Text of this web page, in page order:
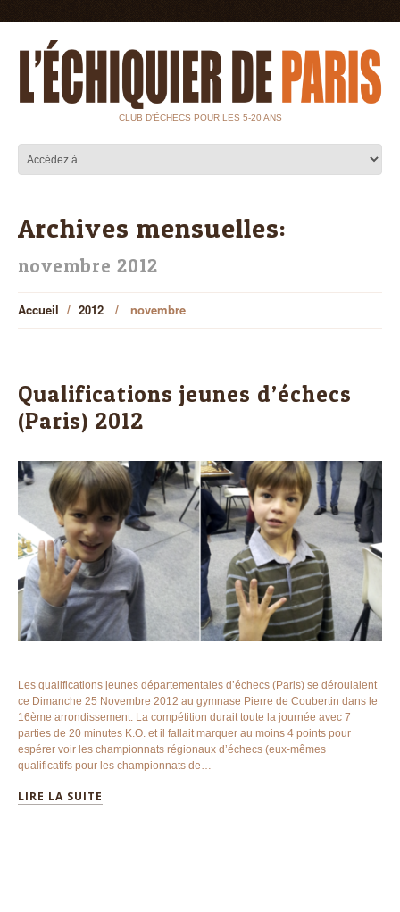
CLUB D'ÉCHECS POUR LES 5-20 ANS
Archives mensuelles:
novembre 2012
Accueil 2012 novembre
Qualifications jeunes d’échecs
(Paris) 2012
Les qualifications jeunes départementales d’échecs (Paris) se déroulaient
ce Dimanche 25 Novembre 2012 au gymnase Pierre de Coubertin dans le
16ème arrondissement. La compétition durait toute la journée avec 7
parties de 20 minutes K.O. et il fallait marquer au moins 4 points pour
espérer voir les championnats régionaux d’échecs (eux-mêmes
qualificatifs pour les championnats de…
LIRE LA SUITE